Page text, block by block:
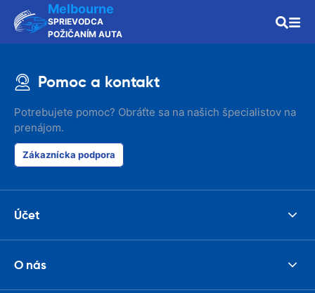
Melbourne
SPRIEVODCA
POŽIČANÍM AUTA
Pomoc a kontakt
Potrebujete pomoc? Obráťte sa na našich špecialistov na
prenájom.
Zákaznícka podpora
Účet
O nás